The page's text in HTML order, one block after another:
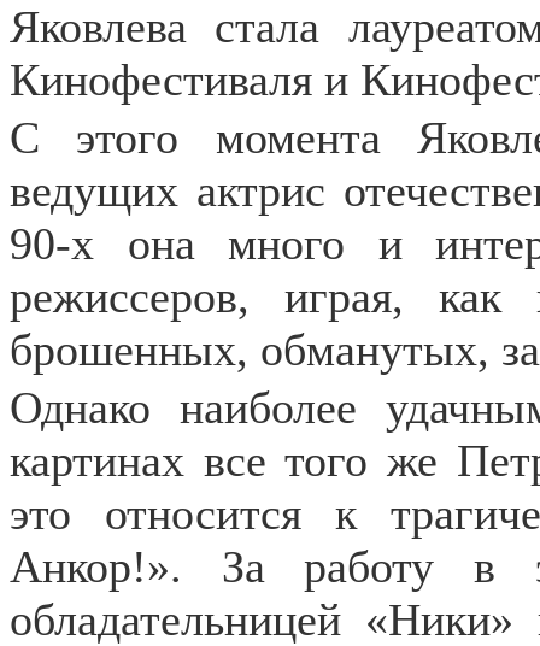
Яковлева стала
Кинофестиваля и
С этого момента
ведущих актрис
90-х она много и
режиссеров, играя, как
брошенных, обманутых,
Однако наиболее
картинах все того же
это относится к
Анкор!». За работу в
обладательницей